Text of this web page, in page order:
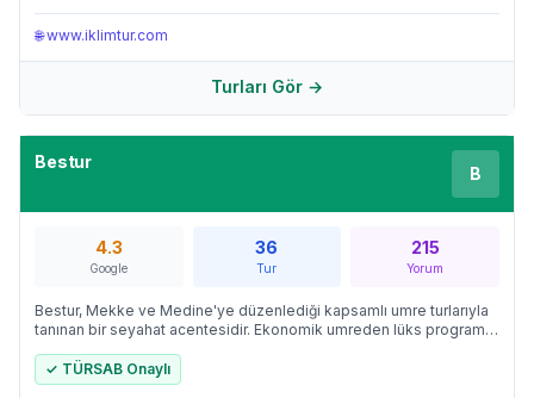
🌐www.iklimtur.com
Turları Gör →
Bestur
B
4.3
Google
36
Tur
215
Yorum
Bestur, Mekke ve Medine'ye düzenlediği kapsamlı umre turlarıyla
tanınan bir seyahat acentesidir. Ekonomik umreden lüks programa
sahiptir.
✓ TÜRSAB Onaylı